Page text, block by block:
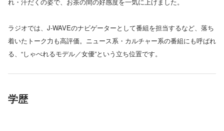
ラジオでは、J-WAVEのナビゲーターとして番組を担当するなど、落ち
着いたトーク力も高評価。ニュース系・カルチャー系の番組にも呼ばれ
る、“しゃべれるモデル／女優”という立ち位置です。
学歴